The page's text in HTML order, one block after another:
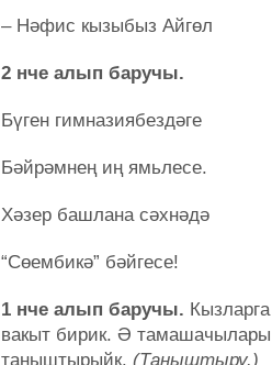
– Нәфис кызыбыз Айгөл
2 нче алып баручы.
Бүген гимназиябездәге
Бәйрәмнең иң ямьлесе.
Хәзер башлана сәхнәдә
“Сөембикә” бәйгесе!
1 нче алып баручы.
вакыт бирик. Ә
таныштырыйк. (Таныштыру.)